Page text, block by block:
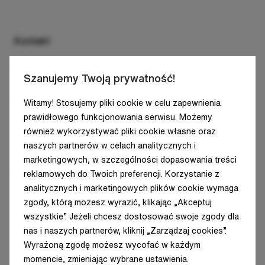
Szanujemy Twoją prywatność!
Witamy! Stosujemy pliki cookie w celu zapewnienia
prawidłowego funkcjonowania serwisu. Możemy
również wykorzystywać pliki cookie własne oraz
naszych partnerów w celach analitycznych i
marketingowych, w szczególności dopasowania treści
reklamowych do Twoich preferencji. Korzystanie z
analitycznych i marketingowych plików cookie wymaga
zgody, którą możesz wyrazić, klikając „Akceptuj
wszystkie”. Jeżeli chcesz dostosować swoje zgody dla
nas i naszych partnerów, kliknij „Zarządzaj cookies”.
Wyrażoną zgodę możesz wycofać w każdym
momencie, zmieniając wybrane ustawienia.
Kontakt
Do wbudowania
Ścienne i kinkiety
Oprawy systemowe
Projektory
Podłogowe/ziemne
Na słupy
Oświetlenie obiektów handlowych
Pomieszczenia czyste
Architektura i infrastruktura
Oświetlenie mieszkaniowe
Oświetlenie uliczne
Oświetlenie zewnętrzne
Oświetlenie dźwiękochłonne
Kontakt
C/ Diputació, 180, 4A
08011 Barcelona
SPAIN - HQ
Tel: +34 938 466 909
E-mail: info@luxiona.com